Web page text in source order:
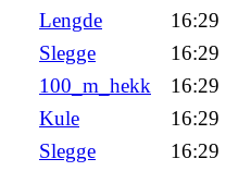
Lengde
16:29
Slegge
16:29
100_m_hekk
16:29
Kule
16:29
Slegge
16:29